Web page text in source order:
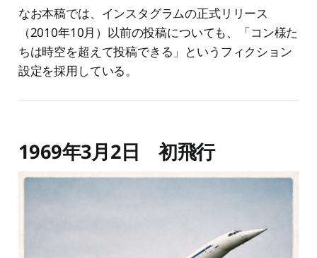
なお本稿では、インスタグラムの正式リリース
（2010年10月）以前の投稿についても、「コン様た
ちは時空を超えて投稿できる」というフィクション
設定を採用している。
1969年3月2日 初飛行